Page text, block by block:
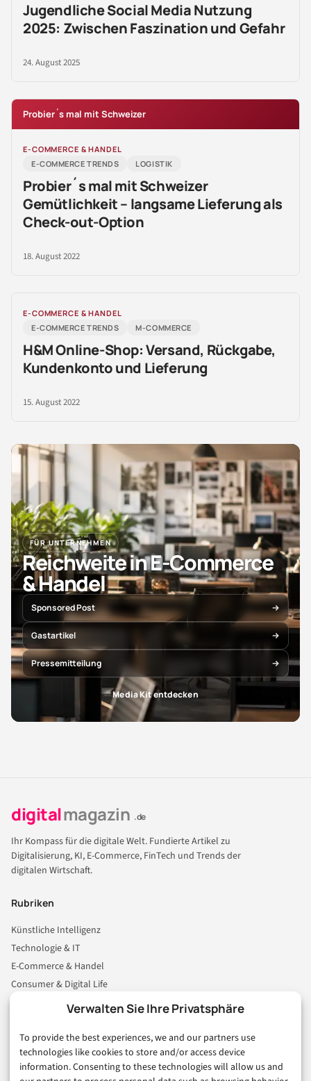
Verwalten Sie Ihre Privatsphäre
To provide the best experiences, we and our partners use
technologies like cookies to store and/or access device
information. Consenting to these technologies will allow us and
Jugendliche Social Media Nutzung
2025: Zwischen Faszination und Gefahr
24. August 2025
Probier´s mal mit Schweizer
E-COMMERCE & HANDEL
E-COMMERCE TRENDS
LOGISTIK
Probier´s mal mit Schweizer
Gemütlichkeit – langsame Lieferung als
Check-out-Option
18. August 2022
E-COMMERCE & HANDEL
E-COMMERCE TRENDS
M-COMMERCE
H&M Online-Shop: Versand, Rückgabe,
Kundenkonto und Lieferung
15. August 2022
FÜR UNTERNEHMEN
Reichweite in E-Commerce
& Handel
Sponsored Post
Gastartikel
Pressemitteilung
Media Kit entdecken
digitalmagazin .de
Ihr Kompass für die digitale Welt. Fundierte Artikel zu
Digitalisierung, KI, E-Commerce, FinTech und Trends der
digitalen Wirtschaft.
Rubriken
Künstliche Intelligenz
Technologie & IT
E-Commerce & Handel
Consumer & Digital Life
Business & Karriere
Sicherheit & Recht
Digitalisierung